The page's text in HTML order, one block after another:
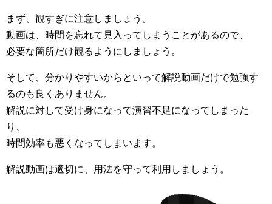
まず、観すぎに注意しましょう。
動画は、時間を忘れて見入ってしまうことがあるので、
必要な箇所だけ観るようにしましょう。
そして、分かりやすいからといって解説動画だけで勉強す
るのも良くありません。
解説に対して受け身になって演習不足になってしまった
り、
時間効率も悪くなってしまいます。
解説動画は適切に、用法を守って利用しましょう。